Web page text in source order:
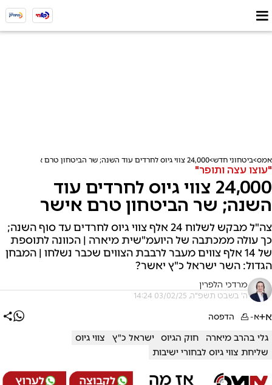
אמס ביטחוני חדש 24,000 צווי גיוס לחרדים עוד השנה; שר הביטחון טרם אישר
"עוצו עצה ותופר"
24,000 צווי גיוס לחרדים עוד
השנה; שר הביטחון טרם אישר
צה"ל מבקש לשלוח 24 אלף צווי גיוס לחרדים עד סוף השנה;
כך עולה ממכתבה של היועמ"שית מיארה | הכוונה לתוספת
של 14 אלף צווים מעבר לרבבת הצווים שכבר נשלחו | המבחן
הגדול: השר ישראל כ"ץ יאשר?
מרדכי הלפרין
ה' בשבט תשפ"ה, 03/02/25 14:24
א+א- הדפסה
גלי בהרב מיארה חוק הגיוס ישראל כ"ץ
צווי גיוס
שליחת צווי גיוס לבחורי ישיבות